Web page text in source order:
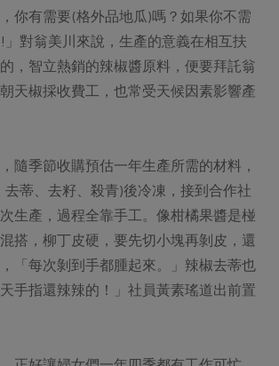
你有需要(格外品地瓜)嗎？如果你不需
對翁美川來說，生產的意義在相互扶
，智立熱銷的辣椒醬原料，便要拜託翁
天椒採收費工，也常受天候因素影響產
隨季節收購預估一年生產所需的材料，
蒂、去籽、殺青)後冷凍，接到合作社
生產，過程全靠手工。像柑橘果醬是椪
搭，柳丁皮硬，要先切小塊再剝皮，還
「每次剝到手都腫起來。」辣椒去蒂也
手指還辣辣的！」社員黃素瑤道出前置